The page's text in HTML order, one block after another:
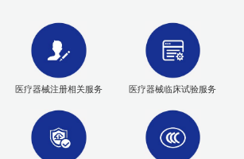
医疗器械注册相关服务 医疗器械临床试验服务